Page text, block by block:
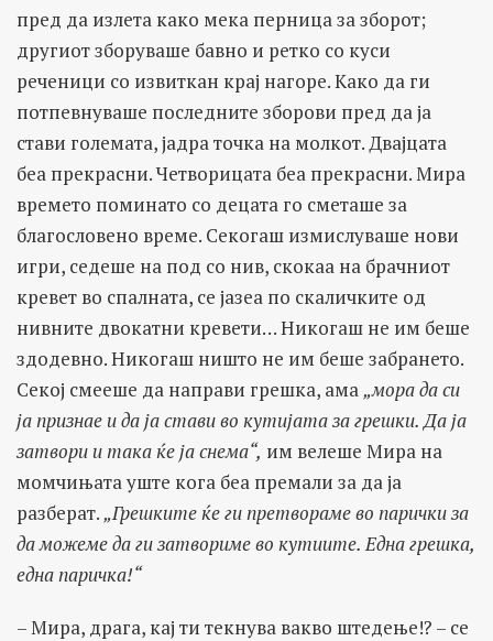
пред да излета како мека перница за зборот;
другиот зборуваше бавно и ретко со куси
реченици со извиткан крај нагоре. Како да ги
потпевнуваше последните зборови пред да ја
стави големата, јадра точка на молкот. Двајцата
беа прекрасни. Четворицата беа прекрасни. Мира
времето поминато со децата го сметаше за
благословено време. Секогаш измислуваше нови
игри, седеше на под со нив, скокаа на брачниот
кревет во спалната, се јазеа по скаличките од
нивните двокатни кревети… Никогаш не им беше
здодевно. Никогаш ништо не им беше забрането.
Секој смееше да направи грешка, ама „мора да си
ја признае и да ја стави во кутијата за грешки. Да ја
затвори и така ќе ја снема“, им велеше Мира на
момчињата уште кога беа премали за да ја
разберат. „Грешките ќе ги претвораме во парички за
да можеме да ги затвориме во кутиите. Една грешка,
една паричка!“
– Мира, драга, кај ти текнува вакво штедење!? – се